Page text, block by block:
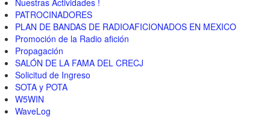
PATROCINADORES
PLAN DE BANDAS DE RADIOAFICIONADOS EN MEXICO
Promoción de la Radio afición
Propagación
SALÓN DE LA FAMA DEL CRECJ
Solicitud de Ingreso
SOTA y POTA
W5WIN
WaveLog